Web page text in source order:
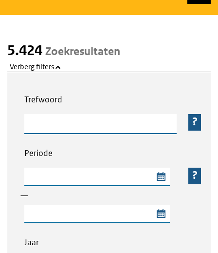
5.424 Zoekresultaten
Verberg filters
Trefwoord
Periode
—
Jaar